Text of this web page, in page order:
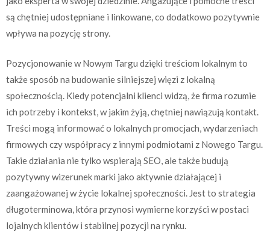
są chętniej udostępniane i linkowane, co dodatkowo pozytywnie
wpływa na pozycję strony.
Pozycjonowanie w Nowym Targu dzięki treściom lokalnym to
także sposób na budowanie silniejszej więzi z lokalną
społecznością. Kiedy potencjalni klienci widzą, że firma rozumie
ich potrzeby i kontekst, w jakim żyją, chętniej nawiązują kontakt.
Treści mogą informować o lokalnych promocjach, wydarzeniach
firmowych czy współpracy z innymi podmiotami z Nowego Targu.
Takie działania nie tylko wspierają SEO, ale także budują
pozytywny wizerunek marki jako aktywnie działającej i
zaangażowanej w życie lokalnej społeczności. Jest to strategia
długoterminowa, która przynosi wymierne korzyści w postaci
lojalnych klientów i stabilnej pozycji na rynku.